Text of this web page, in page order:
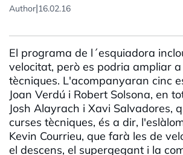
Author|16.02.16
El programa de l´esquiadora
velocitat, però es podria ampliar
tècniques. L'acompanyaran cinc
Joan Verdú i Robert Solsona, en
Josh Alayrach i Xavi Salvadores,
curses tècniques, és a dir,
Kevin Courrieu, que farà les de
el descens, el supergegant i la